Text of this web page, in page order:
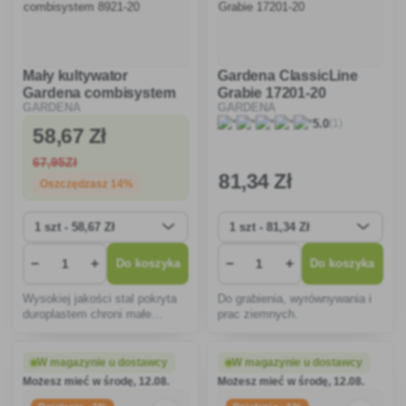
Mały kultywator
Gardena combisystem
8921-20
GARDENA
58,67 Zł
67,95Zł
Oszczędzasz 14%
− + Do koszyka
Wysokiej jakości stal pokryta
duroplastem chroni małe
i zapewnia ekstremalną
wytrzymałość.
Gardena ClassicLine
Grabie 17201-20
GARDENA
5.0(1)
81,34 Zł
− + Do koszyka
Do grabienia, wyrównywania i
prac ziemnych.
W magazynie u dostawcy
Możesz mieć w środę, 12.08.
W magazynie u dostawcy
Możesz mieć w środę, 12.08.